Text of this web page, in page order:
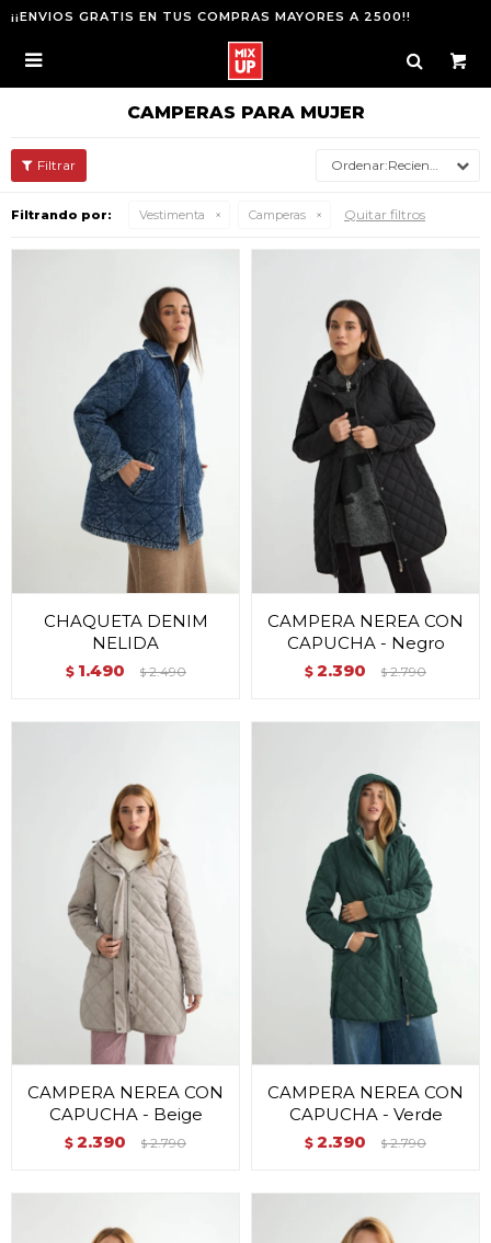
¡¡ENVIOS GRATIS EN TUS COMPRAS MAYORES A 2500!!

CAMPERAS PARA MUJER
Recientes
Filtrando por: Vestimenta Camperas Quitar filtros
CHAQUETA DENIM
NELIDA
$ 1.490 $ 2.490
CAMPERA NEREA CON
CAPUCHA - Negro
$ 2.390 $ 2.790
CAMPERA NEREA CON
CAPUCHA - Beige
$ 2.390 $ 2.790
CAMPERA NEREA CON
CAPUCHA - Verde
$ 2.390 $ 2.790